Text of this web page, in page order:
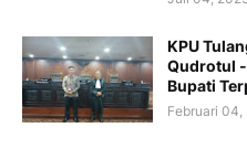
KPU
Qudrotul -
Bupati
Februari 04,